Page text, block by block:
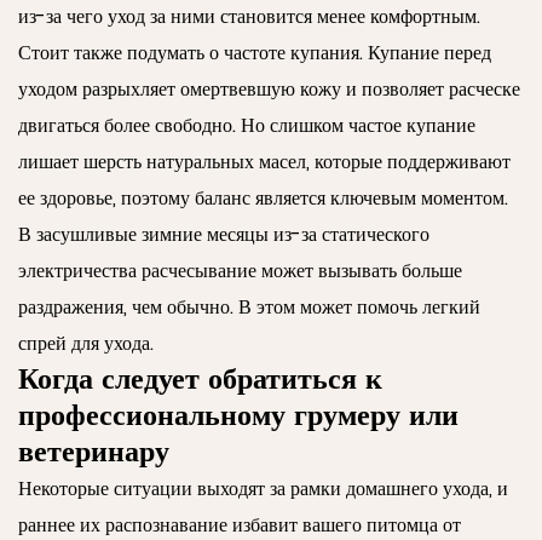
из-за чего уход за ними становится менее комфортным.
Стоит также подумать о частоте купания. Купание перед
уходом разрыхляет омертвевшую кожу и позволяет расческе
двигаться более свободно. Но слишком частое купание
лишает шерсть натуральных масел, которые поддерживают
ее здоровье, поэтому баланс является ключевым моментом.
В засушливые зимние месяцы из-за статического
электричества расчесывание может вызывать больше
раздражения, чем обычно. В этом может помочь легкий
спрей для ухода.
Когда следует обратиться к
профессиональному грумеру или
ветеринару
Некоторые ситуации выходят за рамки домашнего ухода, и
раннее их распознавание избавит вашего питомца от